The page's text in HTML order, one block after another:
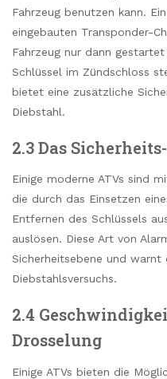
Fahrzeug benutzen kann. Ein
eingebauten Transponder-
Fahrzeug nur dann
Schlüssel im Zündschloss
bietet eine zusätzliche
Diebstahl.
2.3 Das
Einige moderne ATVs sind
die durch das Einsetzen
Entfernen des Schlüssels
auslösen. Diese Art von
Sicherheitsebene und warnt
Diebstahlsversuchs.
2.4
Drosselung
Einige ATVs bieten die